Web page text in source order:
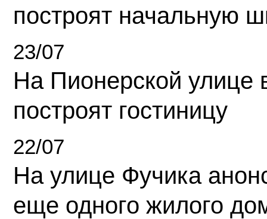
построят начальную
23/07
На Пионерской улице
построят гостиницу
22/07
На улице Фучика
еще одного жилого